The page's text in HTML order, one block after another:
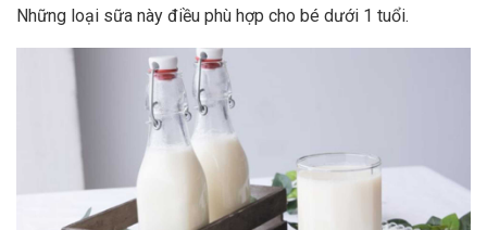
Những loại sữa này điều phù hợp cho bé dưới 1 tuổi.